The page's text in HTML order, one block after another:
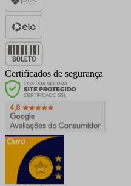
Certificados de segurança